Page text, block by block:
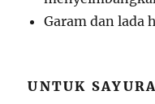
Garam dan lada
UNTUK